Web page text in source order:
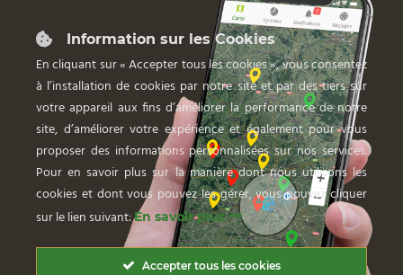
Information sur les Cookies
En cliquant sur « Accepter tous les cookies », vous consentez
à l’installation de cookies par notre site et par des tiers sur
votre appareil aux fins d’améliorer la performance de notre
site, d’améliorer votre expérience et également pour vous
proposer des informations personnalisées sur nos services.
Pour en savoir plus sur la manière dont nous utilisons les
cookies et dont vous pouvez les gérer, vous pouvez cliquer
sur le lien suivant:En savoir plus
Accepter tous les cookies